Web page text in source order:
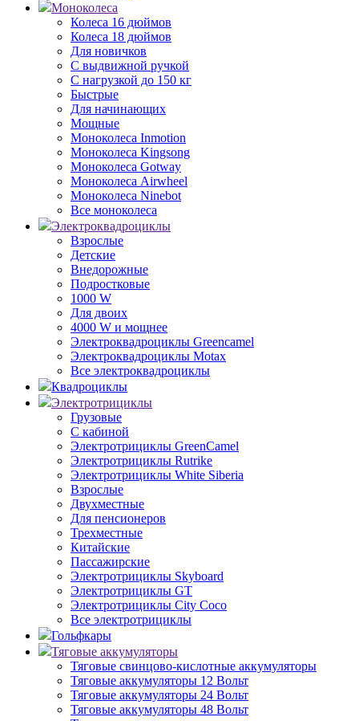
Моноколеса
Колеса 16 дюймов
Колеса 18 дюймов
Для новичков
С выдвижной ручкой
С нагрузкой до 150 кг
Быстрые
Для начинающих
Мощные
Моноколеса Inmotion
Моноколеса Kingsong
Моноколеса Gotway
Моноколеса Airwheel
Моноколеса Ninebot
Все моноколеса
Электроквадроциклы
Взрослые
Детские
Внедорожные
Подростковые
1000 W
Для двоих
4000 W и мощнее
Электроквадроциклы Greencamel
Электроквадроциклы Motax
Все электроквадроциклы
Квадроциклы
Электротрициклы
Грузовые
С кабиной
Электротрициклы GreenCamel
Электротрициклы Rutrike
Электротрициклы White Siberia
Взрослые
Двухместные
Для пенсионеров
Трехместные
Китайские
Пассажирские
Электротрициклы Skyboard
Электротрициклы GT
Электротрициклы City Coco
Все электротрициклы
Гольфкары
Тяговые аккумуляторы
Тяговые свинцово-кислотные аккумуляторы
Тяговые аккумуляторы 12 Вольт
Тяговые аккумуляторы 24 Вольт
Тяговые аккумуляторы 48 Вольт